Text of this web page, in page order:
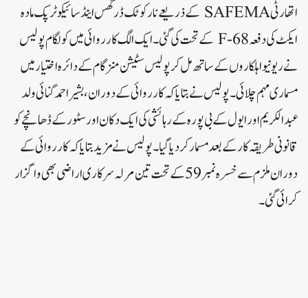
اتھارٹی SAFEMA کے ذریعے نارکوٹک ڈرگس اینڈ سائیکوٹرپک مادہ
ایکٹ کی دفعہ 68-F کے تحت کی گئی۔ ایک الگ کارروائی میں کولگام پولیس
نے ریونیو اہلکاروں کے ساتھ مل کر پولیس سٹیشن منزگام کے دائرہ اختیار میں
مسماری مہم چلائی۔پولیس نے بتایا کہ کارروائی کے دوران، بشیر احمد گنائی ولد
عبدالکریم اور ایول کے بی پورہ کے رہائشی کی ایک دکان اور سٹور کے ڈھانچے کو
قانونی طریقہ کار کے بعد مسمار کر دیا گیا۔پولیس نے مزید بتایا کہ کارروائی کے
دوران ملزم سے خسرہ نمبر 59 کے تحت تین مرلہ سرکاری اراضی بھی واگزار
کرائی گئی۔